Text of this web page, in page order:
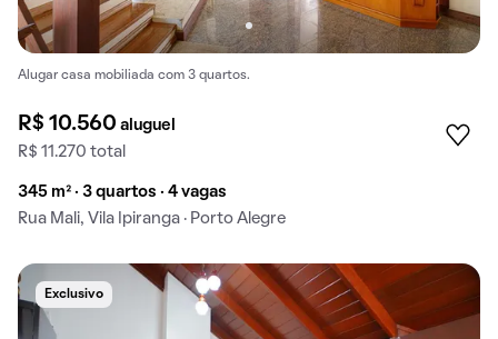
Alugar casa mobiliada com 3 quartos.
R$ 10.560aluguel
R$ 11.270 total
345 m² · 3 quartos · 4 vagas
Rua Mali, Vila Ipiranga · Porto Alegre
Exclusivo